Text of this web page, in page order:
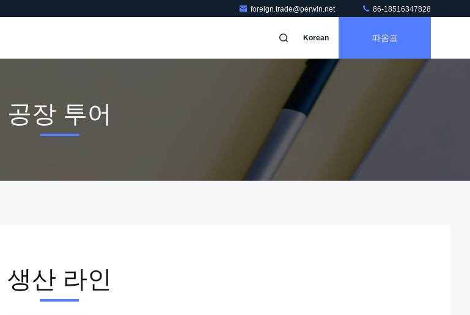
foreign.trade@perwin.net 86-18516347828
Korean 따옴표
공장 투어
생산 라인